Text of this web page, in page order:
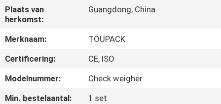
OVER
ONS
RONDLEIDING
DOOR
DE
Plaats van
herkomst:
Guangdong, China
Merknaam:
TOUPACK
Certificering:
CE, ISO
Modelnummer:
Check weigher
Min. bestelaantal:
1 set